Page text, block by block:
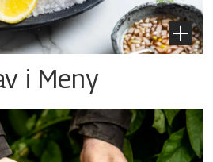
i Meny